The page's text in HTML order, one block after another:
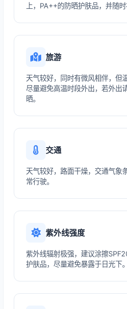
上，PA++的防晒护肤品，并随时
旅游
天气较好，同时有微风相伴，但
尽量避免高温时段外出，若外出
晒。
交通
天气较好，路面干燥，交通气象
常行驶。
紫外线强度
紫外线辐射极强，建议涂擦
护肤品，尽量避免暴露于日光下。